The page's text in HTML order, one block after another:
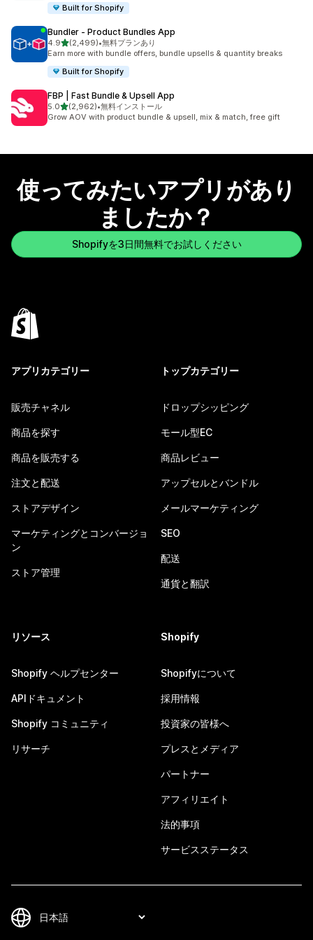
Built for Shopify
Bundler ‑ Product Bundles App
4.95つ星中
(2,499)
合計レビュー数：2499件
•無料プランあり
Earn more with bundle offers, bundle upsells & quantity breaks
Built for Shopify
FBP | Fast Bundle & Upsell App
5.05つ星中
(2,962)
合計レビュー数：2962件
•無料インストール
Grow AOV with product bundle & upsell, mix & match, free gift
使ってみたいアプリがあり
ましたか？
Shopifyを3日間無料でお試しください
アプリカテゴリー
販売チャネル
商品を探す
商品を販売する
注文と配送
ストアデザイン
マーケティングとコンバージョ
ン
ストア管理
トップカテゴリー
ドロップシッピング
モール型EC
商品レビュー
アップセルとバンドル
メールマーケティング
SEO
配送
通貨と翻訳
リソース
Shopify ヘルプセンター
APIドキュメント
Shopify コミュニティ
リサーチ
Shopify
Shopifyについて
採用情報
投資家の皆様へ
プレスとメディア
パートナー
アフィリエイト
法的事項
サービスステータス